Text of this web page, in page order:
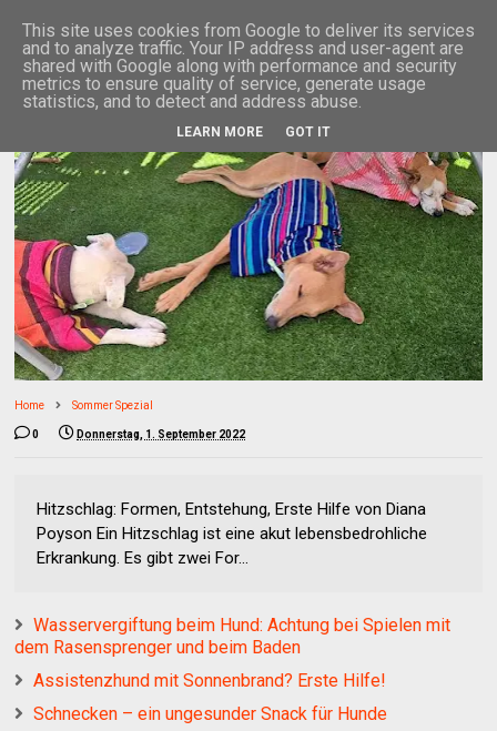
Home Sommer Spezial
0 Donnerstag, 1. September 2022
Hitzschlag: Formen, Entstehung, Erste Hilfe von Diana
Poyson Ein Hitzschlag ist eine akut lebensbedrohliche
Erkrankung. Es gibt zwei For...
Wasservergiftung beim Hund: Achtung bei Spielen mit
dem Rasensprenger und beim Baden
Assistenzhund mit Sonnenbrand? Erste Hilfe!
Schnecken – ein ungesunder Snack für Hunde
This site uses cookies from Google to deliver its services
and to analyze traffic. Your IP address and user-agent are
shared with Google along with performance and security
metrics to ensure quality of service, generate usage
statistics, and to detect and address abuse.
LEARN MORE GOT IT